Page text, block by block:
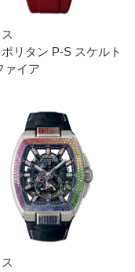
ポリタン P-S スケルト
ァイア